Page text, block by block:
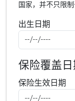
国家，并不只限
出生日期
保险覆盖日
保险生效日期